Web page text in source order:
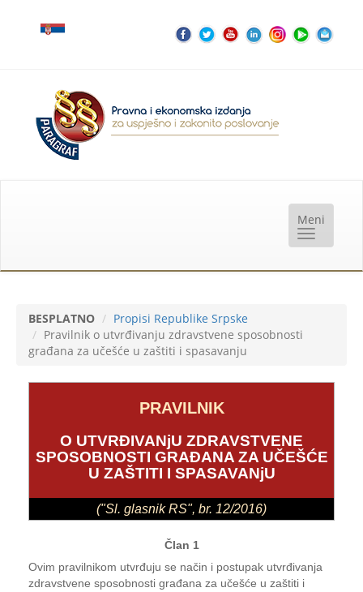
BESPLATNO
Propisi Republike Srpske
Pravilnik o utvrđivanju zdravstvene sposobnosti
građana za učešće u zaštiti i spasavanju
PRAVILNIK
O UTVRĐIVANjU ZDRAVSTVENE
SPOSOBNOSTI GRAĐANA ZA UČEŠĆE
U ZAŠTITI I SPASAVANjU
("Sl. glasnik RS", br. 12/2016)
Član 1
Ovim pravilnikom utvrđuju se način i postupak utvrđivanja
zdravstvene sposobnosti građana za učešće u zaštiti i